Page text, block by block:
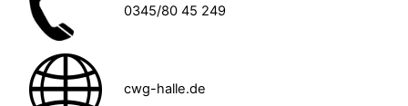
0345/80 45 249
cwg-halle.de